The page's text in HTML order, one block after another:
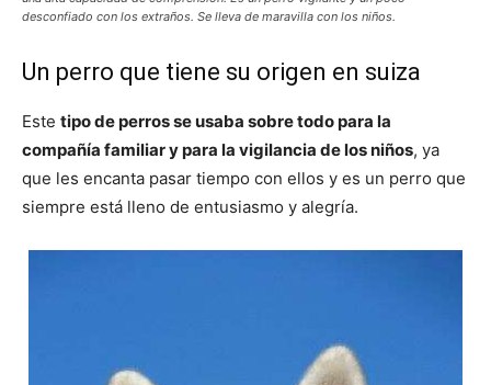
Cachorros
desconfiado con los extraños. Se lleva de maravilla con los niños.
Un perro que tiene su origen en suiza
Este tipo de perros se usaba sobre todo para la
compañía familiar y para la vigilancia de los niños, ya
que les encanta pasar tiempo con ellos y es un perro que
siempre está lleno de entusiasmo y alegría.